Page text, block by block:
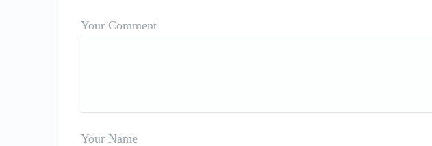
Your Comment
Your Name